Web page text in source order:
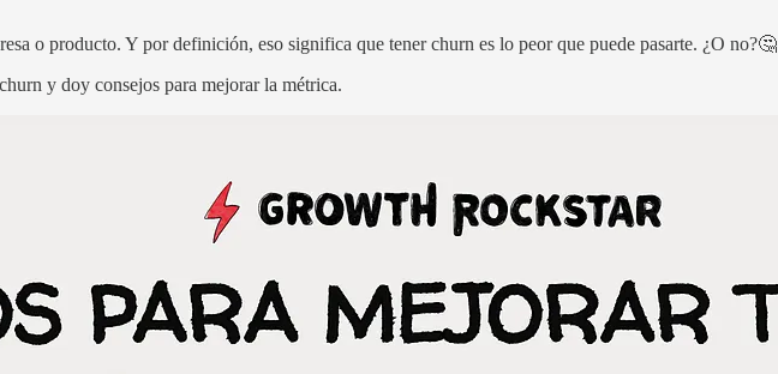
o producto. Y por definición, eso significa que tener churn es lo peor que puede pasarte. ¿O no?🤔
y doy consejos para mejorar la métrica.